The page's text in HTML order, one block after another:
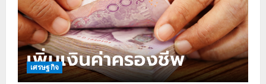
หนังสือ
ราชการ
ปลอม
เศรษฐกิจ